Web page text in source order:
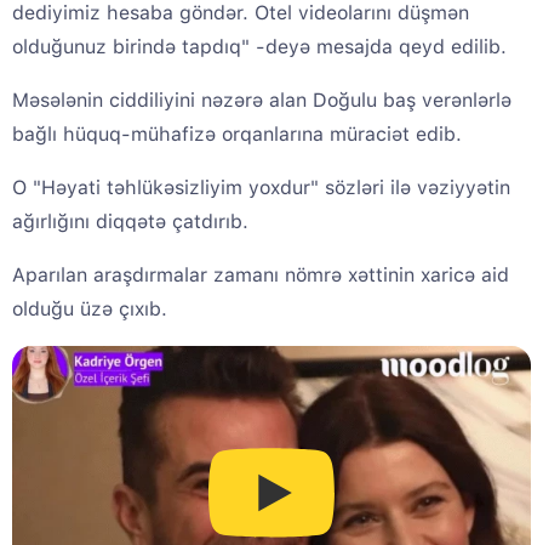
dediyimiz hesaba göndər. Otel videolarını düşmən
olduğunuz birində tapdıq" -deyə mesajda qeyd edilib.
Məsələnin ciddiliyini nəzərə alan Doğulu baş verənlərlə
bağlı hüquq-mühafizə orqanlarına müraciət edib.
O "Həyati təhlükəsizliyim yoxdur" sözləri ilə vəziyyətin
ağırlığını diqqətə çatdırıb.
Aparılan araşdırmalar zamanı nömrə xəttinin xaricə aid
olduğu üzə çıxıb.